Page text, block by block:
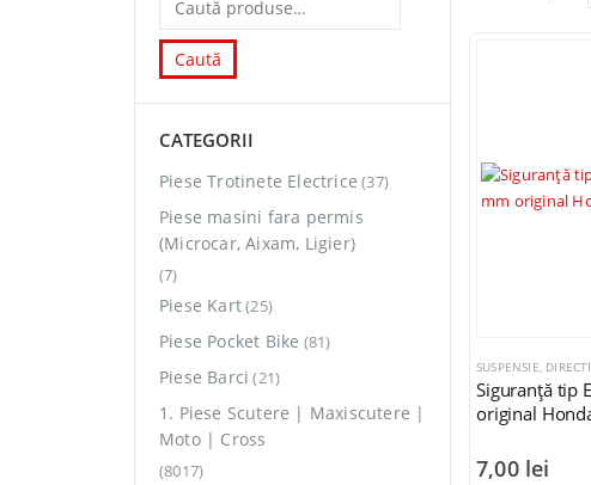
SUSPENSIE,
Siguranță tip
original
7,00 lei
Caută
CATEGORII
Piese Trotinete Electrice (37)
Piese masini fara permis
(Microcar, Aixam, Ligier)
(7)
Piese Kart(25)
Piese Pocket Bike (81)
Piese Barci (21)
1. Piese Scutere | Maxiscutere |
Moto | Cross
(8017)